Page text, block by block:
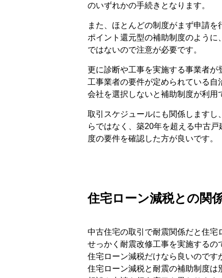
のいずれかの手続きとなります。
また、ほとんどの制度がまず申請を
ポイント還元型の補助制度のよう
ではないので注意が必要です。
更に診断や工事を実施する事業者が
工事業者の要件が定められている
会社を選択しないと補助制度が利用
取引スケジュールにも関係します
らではなく、築20年を超える中古
度の要件を確認した方が良いです。
住宅ローン減税との関
中古住宅の取引で耐震関係だと住宅
せっかく耐震改修工事を実施するの
住宅ローン減税だけなら良いのです
住宅ローン減税と耐震の補助制度は